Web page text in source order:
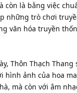
còn là bằng việc
những trò chơi
văn hóa truyền
Thôn Thạch
hình ảnh của hoa
mà còn với âm